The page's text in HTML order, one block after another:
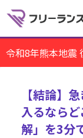
令和8年熊本地震
【結論】
入るなら
解」を3分